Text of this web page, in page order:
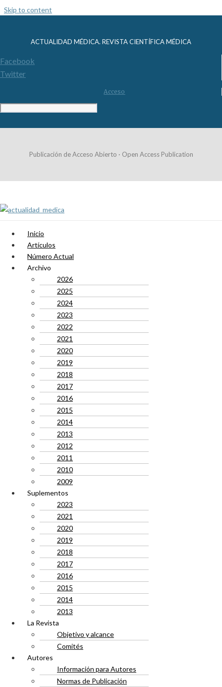
Skip to content
ACTUALIDAD MÉDICA. REVISTA CIENTÍFICA MÉDICA
Facebook
Twitter
Acceso
Publicación de Acceso Abierto · Open Access Publication
Inicio
Artículos
Número Actual
Archivo
2026
2025
2024
2023
2022
2021
2020
2019
2018
2017
2016
2015
2014
2013
2012
2011
2010
2009
Suplementos
2023
2021
2020
2019
2018
2017
2016
2015
2014
2013
La Revista
Objetivo y alcance
Comités
Autores
Información para Autores
Normas de Publicación